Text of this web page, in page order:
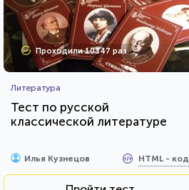
Проходили 10347 раз
Литература
Тест по русской
классической литературе
Илья Кузнецов HTML - код